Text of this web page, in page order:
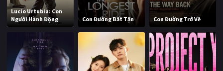
Lucio Urtubia: Con
Người Hành Động
Con Đường Bất Tận Con Đường Trở Về